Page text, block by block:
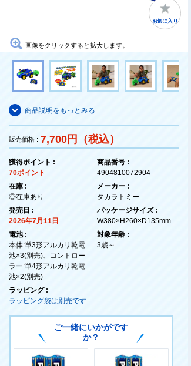
お気に入り
画像をクリックすると拡大します。
商品説明をもっとみる
販売価格 : 7,700円（税込）
獲得ポイント :
70ポイント
在庫 :
◎在庫あり
発売日 :
2026年7月11日
電池 :
本体:単3形アルカリ乾電
池×3(別売)、コントロー
ラー:単4形アルカリ乾電
池×2(別売)
ラッピング :
ラッピング袋は別売です
商品番号 :
4904810072904
メーカー :
タカラトミー
パッケージサイズ :
W380×H260×D135mm
対象年齢 :
3歳～
ご一緒にいかがです
か？